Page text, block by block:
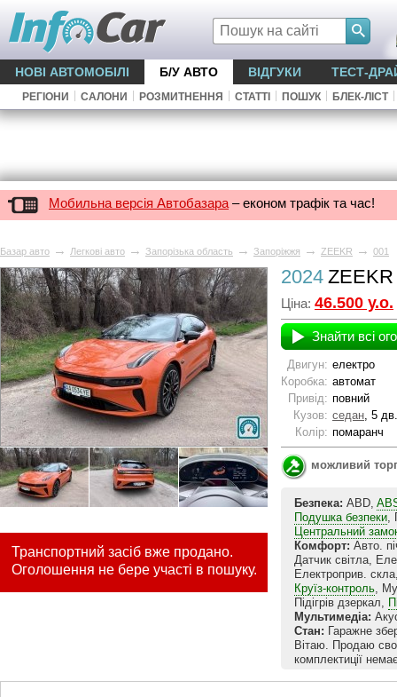
НОВІ АВТОМОБІЛІ Б/У АВТО ВІДГУКИ ТЕСТ-
РЕГІОНИ САЛОНИ РОЗМИТНЕННЯ СТАТТІ ПОШУК БЛЕК-ЛІСТ
Мобильна версія Автобазара – економ трафік та час!
Базар авто → Легкові авто → Запорізька область → Запоріжжя → ZEEKR → 001
Транспортний засіб вже продано.
Оголошення не бере участі в пошуку.
2024
Ціна: 46.500 у.о.
Знайти всі
Двигун: електро
Коробка: автомат
Привід: повний
Кузов: седан, 5
Колір: помаранч
можливий торг
Безпека: ABD,
Подушка безпеки,
Центральний
Комфорт: Авто.
Датчик світла,
Електроприв.
Круїз-контроль,
Підігрів дзеркал,
Мультимедіа:
Стан: Гаражне
Вітаю. Продаю
комплектиції